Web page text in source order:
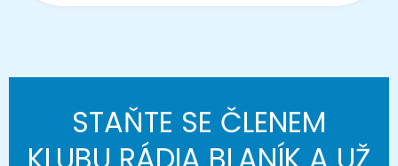
STAŇTE SE ČLENEM